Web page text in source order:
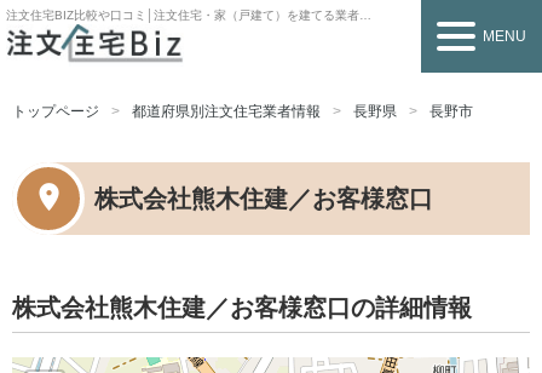
注文住宅BIZ比較や口コミ│注文住宅・家（戸建て）を建てる業者を探すなら
MENU
トップページ 都道府県別注文住宅業者情報 長野県 長野市
株式会社熊木住建／お客様窓口
株式会社熊木住建／お客様窓口の詳細情報